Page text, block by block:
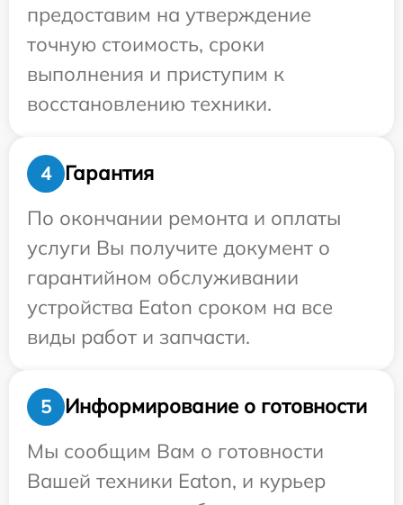
предоставим на утверждение
точную стоимость, сроки
выполнения и приступим к
восстановлению техники.
4
Гарантия
По окончании ремонта и оплаты
услуги Вы получите документ о
гарантийном обслуживании
устройства Eaton сроком на все
виды работ и запчасти.
5
Информирование о готовности
Мы сообщим Вам о готовности
Вашей техники Eaton, и курьер